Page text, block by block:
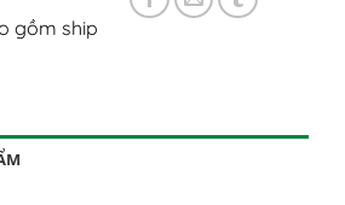
gồm ship